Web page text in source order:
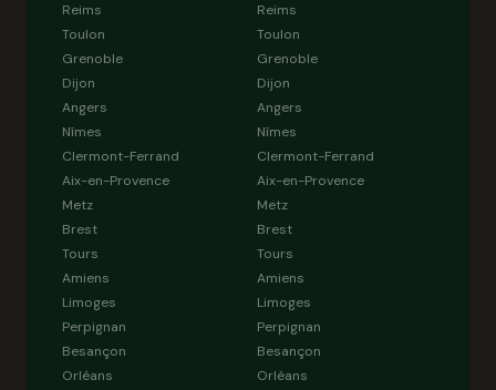
Reims
Toulon
Grenoble
Dijon
Angers
Nîmes
Clermont-Ferrand
Aix-en-Provence
Metz
Brest
Tours
Amiens
Limoges
Perpignan
Besançon
Orléans
Reims
Toulon
Grenoble
Dijon
Angers
Nîmes
Clermont-Ferrand
Aix-en-Provence
Metz
Brest
Tours
Amiens
Limoges
Perpignan
Besançon
Orléans